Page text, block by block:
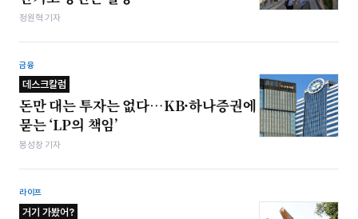
정원혁 기자
금융
데스크칼럼
돈만 대는 투자는 없다…KB·하나증권에
묻는 ‘LP의 책임’
봉성창 기자
라이프
거기 가봤어?